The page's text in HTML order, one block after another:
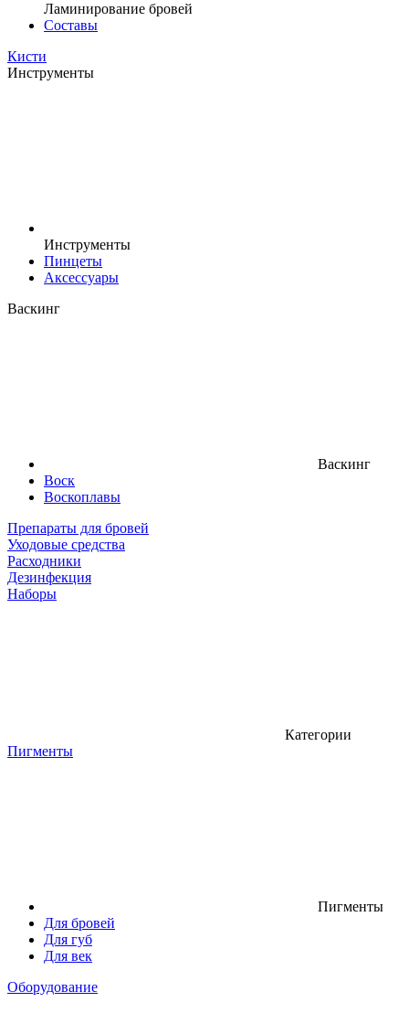
Ламинирование бровей
Составы
Кисти
Инструменты
Инструменты
Пинцеты
Аксессуары
Васкинг
Васкинг
Воск
Воскоплавы
Препараты для бровей
Уходовые средства
Расходники
Дезинфекция
Наборы
Категории
Пигменты
Пигменты
Для бровей
Для губ
Для век
Оборудование